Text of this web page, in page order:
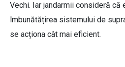
Vechi. Iar jandarmii consideră că
îmbunătățirea sistemului de
se acționa cât mai eficient.